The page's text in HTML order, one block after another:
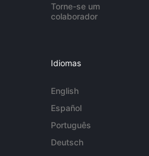
Torne-se um
colaborador
Idiomas
English
Español
Português
Deutsch